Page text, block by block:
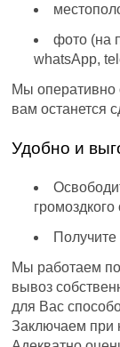
фото (на
whatsApp,
Мы оперативно
вам останется
Удобно и
Мы работаем по
вывоз
для Вас
Заключаем при